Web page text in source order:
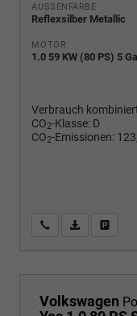
AUSSENFARBE
Reflexsilber Metallic
MOTOR
1.0 59 KW (80 PS) 5
Verbrauch
CO2-Klasse: D
CO2-Emissionen:
Wir rufen Sie an
PDF-
Volkswagen